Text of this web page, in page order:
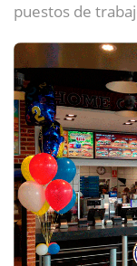
puestos de